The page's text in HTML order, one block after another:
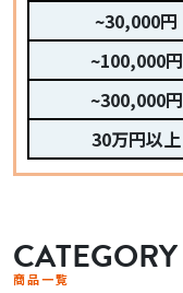
~30,000円
~100,000円
~300,000円
30万円以上
CATEGORY
商品一覧